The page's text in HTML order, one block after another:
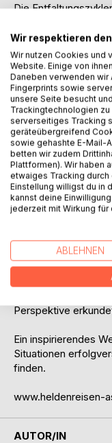
Die
Logik, die sich in
Präzision eines
Aussage ist
vorzuherrschen
Und doch werden
von einem
Skript, das
die sich
jedem
das Leben eines
Entwicklung - sei es
Partnerschaft oder
Art.
Dieses Buch
all unserer
Seins. Da- durch
größeren
Perspektive
Ein inspirierendes
Situationen
finden.
www.heldenreisen-
AUTOR/IN
Wir respektieren
Wir nutzen Cookies und
Website. Einige von
Daneben verwenden wir
Fingerprints sowie
unsere Seite besucht
Trackingtechnologien
serverseitiges Tracking
geräteübergreifend
sowie gehashte E-Mail-
betten wir zudem
Plattformen). Wir haben
etwaiges Tracking
Einstellung willigst du in
kannst deine
jederzeit mit Wirkung
ABLEHNEN